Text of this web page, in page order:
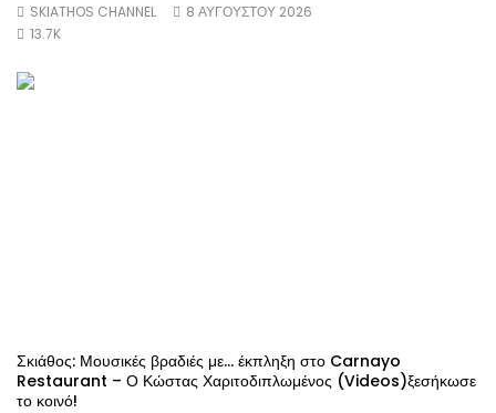
SKIATHOS CHANNEL
8 ΑΥΓΟΎΣΤΟΥ 2026
13.7K
Σκιάθος: Μουσικές βραδιές με… έκπληξη στο Carnayo
Restaurant – Ο Κώστας Χαριτοδιπλωμένος (Videos)ξεσήκωσε
το κοινό!